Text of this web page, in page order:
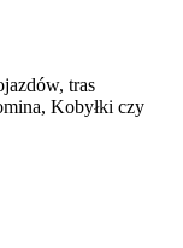
tras
Kobyłki czy